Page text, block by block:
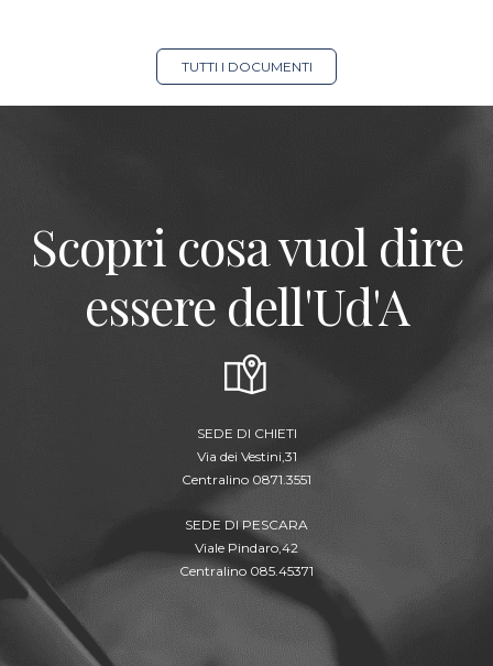
TUTTI I DOCUMENTI
Scopri cosa vuol dire
essere dell'Ud'A
SEDE DI CHIETI
Via dei Vestini,31
Centralino 0871.3551
SEDE DI PESCARA
Viale Pindaro,42
Centralino 085.45371